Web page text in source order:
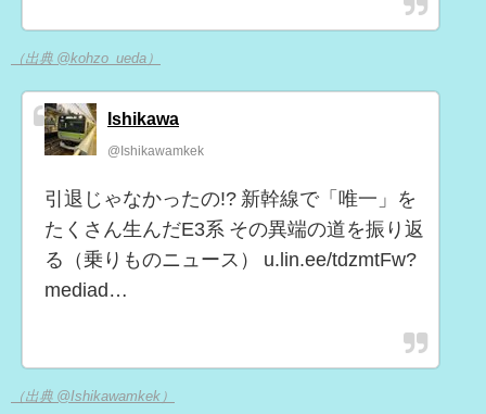
（出典 @kohzo_ueda）
Ishikawa
@Ishikawamkek
引退じゃなかったの!? 新幹線で「唯一」を
たくさん生んだE3系 その異端の道を振り返
る（乗りものニュース） u.lin.ee/tdzmtFw?
mediad…
（出典 @Ishikawamkek）